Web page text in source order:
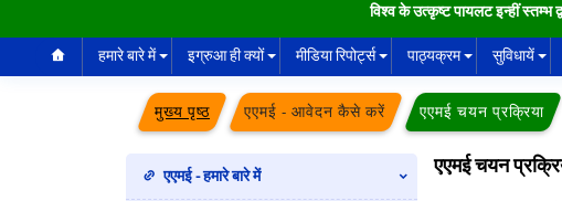
विश्व के उत्कृष्ट पायलट इन्हीं स्तम्भ
हमारे बारे में इग्रुआ ही क्यों मीडिया रिपोर्ट्स पाठ्यक्रम सुविधायें
मुख्य पृष्ठ एएमई - आवेदन कैसे करें एएमई चयन प्रक्रिया
एएमई - हमारे बारे में एएमई चयन